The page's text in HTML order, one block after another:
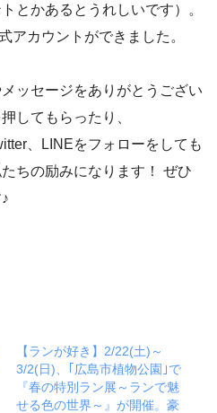
とかあるとうれしいです）。
カウントができました。
ッセージをありがとうござい
してもらったり、
、LINEをフォローをしても
ちの励みになります！ ぜひ
【ランが好き】2/22(土)～
3/2(日)、｢広島市植物公園｣で
『春の特別ラン展～ランで魅
せる色の世界～』が開催。豪